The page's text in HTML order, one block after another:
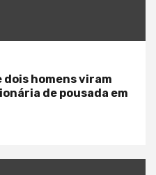
dois homens viram
de pousada em